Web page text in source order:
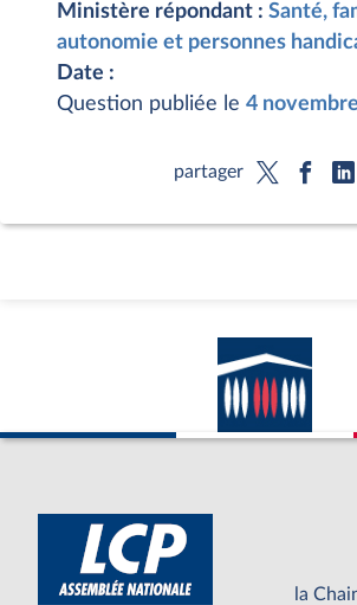
Ministère répondant : Santé,
autonomie et personnes
Date :
Question publiée le 4
partager
la